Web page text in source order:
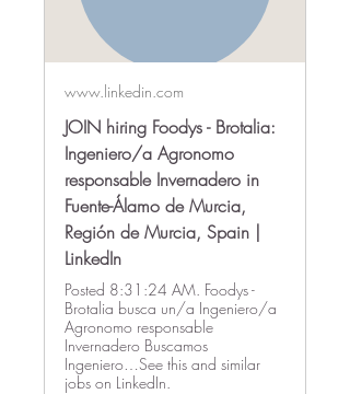
www.linkedin.com
JOIN hiring Foodys - Brotalia:
Ingeniero/a Agronomo
responsable Invernadero in
Fuente-Álamo de Murcia,
Región de Murcia, Spain |
LinkedIn
Posted 8:31:24 AM. Foodys -
Brotalia busca un/a Ingeniero/a
Agronomo responsable
Invernadero Buscamos
Ingeniero…See this and similar
jobs on LinkedIn.